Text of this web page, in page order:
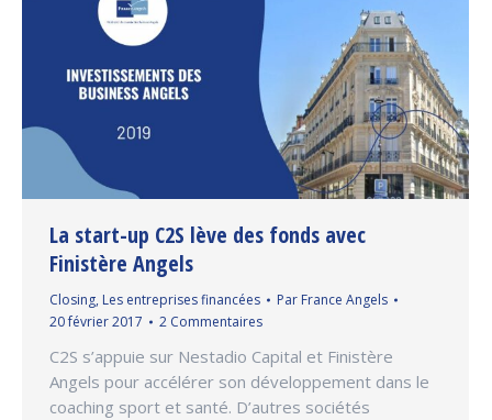
La start-up C2S lève des fonds avec
Finistère Angels
Closing, Les entreprises financées Par France Angels
20 février 2017
2 Commentaires
C2S s’appuie sur Nestadio Capital et Finistère
Angels pour accélérer son développement dans le
coaching sport et santé. D’autres sociétés